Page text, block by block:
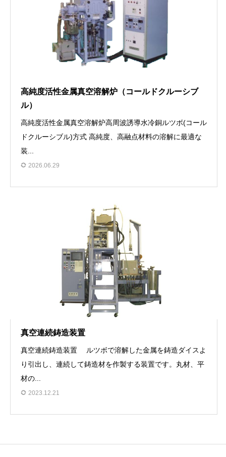
高純度活性金属真空溶解炉（コールドクルーシブ
ル）
高純度活性金属真空溶解炉高周波誘導水冷銅ルツボ(コール
ドクルーシブル)方式 高純度、高融点材料の溶解に最適な
装...
2026.06.29
真空連続鋳造装置
真空連続鋳造装置 ルツボで溶解した金属を鋳造ダイスよ
り引出し、連続して鋳造材を作製する装置です。丸材、平
材の...
2023.12.21